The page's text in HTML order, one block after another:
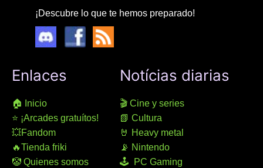
¡Descubre lo que te hemos preparado!
Enlaces
🏠 Inicio
⭐ ¡Arcades gratuítos!
💥Fandom
🔥Tienda friki
🤡 Quienes somos
Notícias diarias
🎬 Cine y series
📗 Cultura
🤘 Heavy metal
📡 Nintendo
🕹 PC Gaming